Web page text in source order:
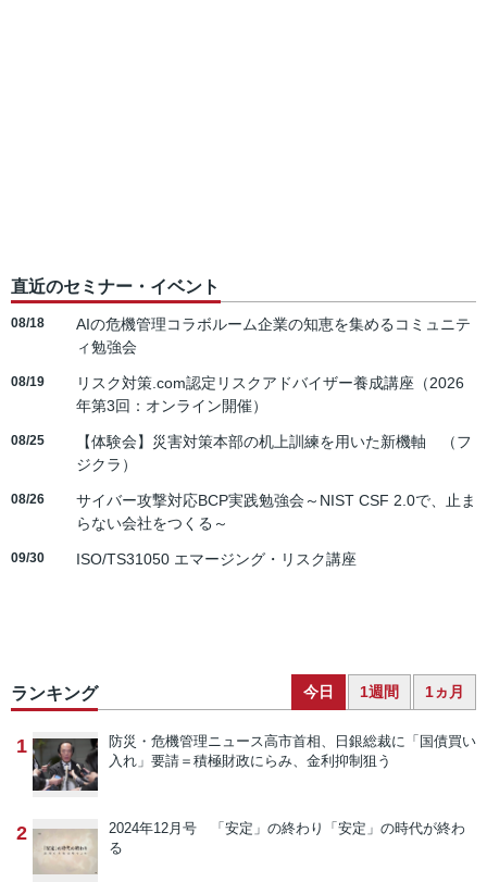
直近のセミナー・イベント
08/18
AIの危機管理コラボルーム企業の知恵を集めるコミュニテ
ィ勉強会
08/19
リスク対策.com認定リスクアドバイザー養成講座（2026
年第3回：オンライン開催）
08/25
【体験会】災害対策本部の机上訓練を用いた新機軸 （フ
ジクラ）
08/26
サイバー攻撃対応BCP実践勉強会～NIST CSF 2.0で、止ま
らない会社をつくる～
09/30 ISO/TS31050 エマージング・リスク講座
ランキング 今日 1週間 1ヵ月
1 防災・危機管理ニュース高市首相、日銀総裁に「国債買い
入れ」要請＝積極財政にらみ、金利抑制狙う
2 2024年12月号 「安定」の終わり
「安定」の時代が終わ
る